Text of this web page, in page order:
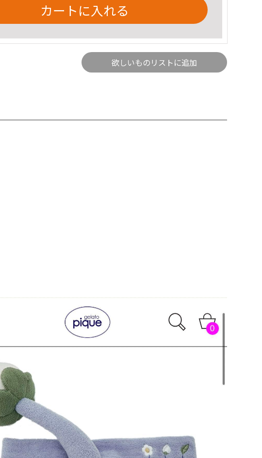
カートに入れる
欲しいものリストに追加